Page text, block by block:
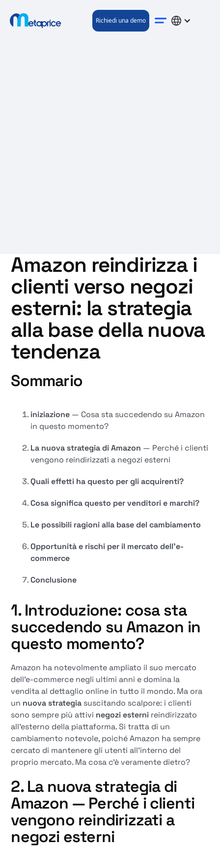
Richiedi una demo
Amazon reindirizza i
clienti verso negozi
esterni: la strategia
alla base della nuova
tendenza
Sommario
iniziazione — Cosa sta succedendo su Amazon
in questo momento?
La nuova strategia di Amazon — Perché i clienti
vengono reindirizzati a negozi esterni
Quali effetti ha questo per gli acquirenti?
Cosa significa questo per venditori e marchi?
Le possibili ragioni alla base del cambiamento
Opportunità e rischi per il mercato dell'e-
commerce
Conclusione
1. Introduzione: cosa sta
succedendo su Amazon in
questo momento?
Amazon ha notevolmente ampliato il suo mercato
dell'e-commerce negli ultimi anni e domina la
vendita al dettaglio online in tutto il mondo. Ma ora
un nuova strategia suscitando scalpore: i clienti
sono sempre più attivi negozi esterni reindirizzato
all'esterno della piattaforma. Si tratta di un
cambiamento notevole, poiché Amazon ha sempre
cercato di mantenere gli utenti all'interno del
proprio mercato. Ma cosa c'è veramente dietro?
2. La nuova strategia di
Amazon — Perché i clienti
vengono reindirizzati a
negozi esterni